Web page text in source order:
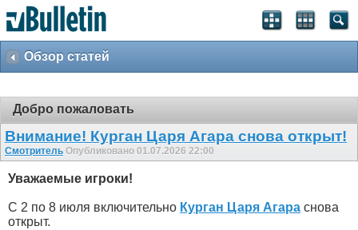
Обзор статей
Добро пожаловать
Внимание! Курган Царя Агара снова открыт!
Смотритель Опубликовано 01.07.2026 22:00
Уважаемые игроки!
С 2 по 8 июля включительно Курган Царя Агара снова
открыт.